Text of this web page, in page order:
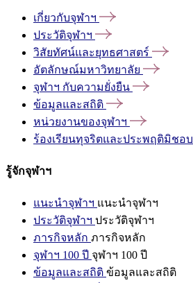
เกี่ยวกับจุฬาฯ
ประวัติจุฬาฯ
วิสัยทัศน์และยุทธศาสตร์
อัตลักษณ์มหาวิทยาลัย
จุฬาฯ กับความยั่งยืน
ข้อมูลและสถิติ
หน่วยงานของจุฬาฯ
ร้องเรียนทุจริตและประพฤติมิชอบ
รู้จักจุฬาฯ
แนะนำจุฬาฯ แนะนำจุฬาฯ
ประวัติจุฬาฯ ประวัติจุฬาฯ
ภารกิจหลัก ภารกิจหลัก
จุฬาฯ 100 ปี จุฬาฯ 100 ปี
ข้อมูลและสถิติ ข้อมูลและสถิติ